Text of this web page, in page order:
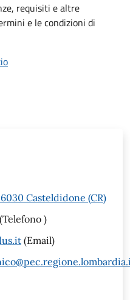
requisiti e altre
e le condizioni di
Casteldidone (CR)
(Telefono )
(Email)